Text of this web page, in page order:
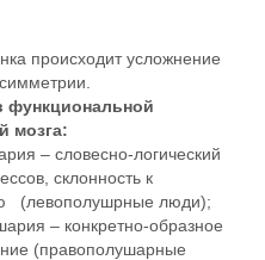
происходит усложнение
функциональной
мозга:
– словесно-логический
склонность к
(левополушрные люди);
– конкретно-образное
(правополушарные